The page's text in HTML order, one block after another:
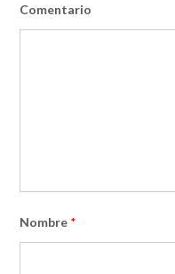
Comentario
Nombre *